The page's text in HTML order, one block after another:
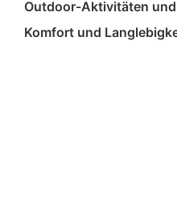
Outdoor-Aktivitäten
Komfort und